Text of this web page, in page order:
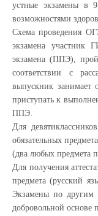
устные экзамены в
возможностями
Схема проведения
экзамена участник
экзамена (ППЭ),
соответствии с
выпускник занимает
приступать к
ППЭ.
Для
обязательных
(два любых предмета
Для получения
предмета (русский
Экзамены по другим
добровольной основе